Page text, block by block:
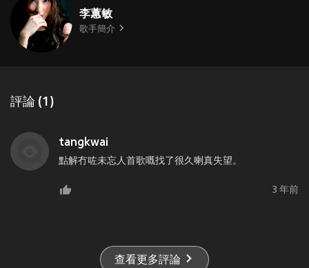
李蕙敏
歌手簡介
評論 (1)
tangkwai
點解冇咗未忘人首歌嘅找了很久喇真失望。
3 年前
查看更多評論